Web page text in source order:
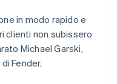
in modo rapido e
clienti non subissero
Michael Garski,
Fender.